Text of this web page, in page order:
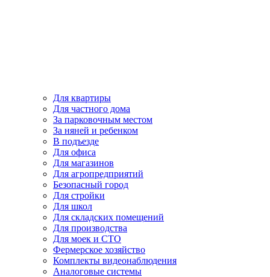
Для квартиры
Для частного дома
За парковочным местом
За няней и ребенком
В подъезде
Для офиса
Для магазинов
Для агропредприятий
Безопасный город
Для стройки
Для школ
Для складских помещений
Для производства
Для моек и СТО
Фермерское хозяйство
Комплекты видеонаблюдения
Аналоговые системы